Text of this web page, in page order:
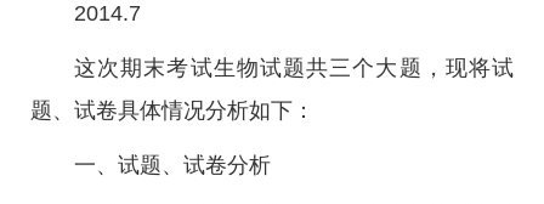
2014.7
这次期末考试生物试题共三个大题，现将试
题、试卷具体情况分析如下：
一、试题、试卷分析